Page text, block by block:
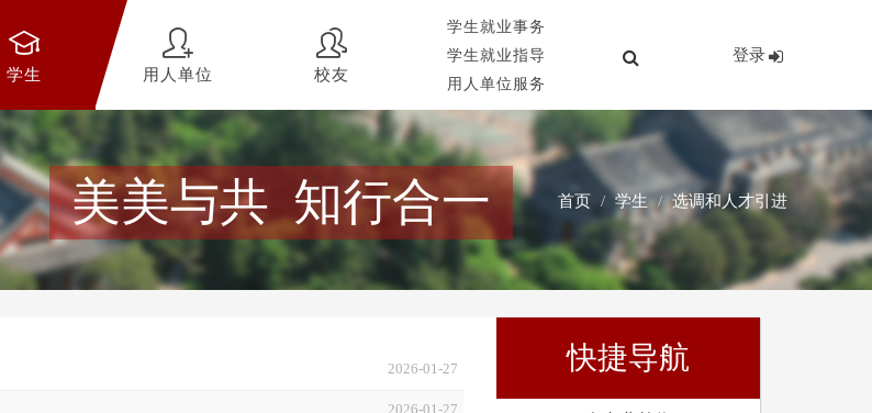
学生 用人单位 校友
学生就业事务
学生就业指导
用人单位服务
登录
美美与共 知行合一 首页 学生 选调和人才引进
2026-01-27
2026-01-27
快捷导航